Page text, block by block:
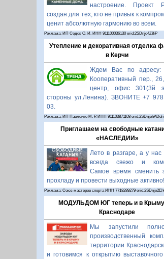
настроение. Проект
создан для тех, кто не привык к
ценит абсолютную гармонию во всем.
Реклама: ИП Седов О. И. ИНН 911100036130 erid:2SDnjd4Z8iP
Утепление и декоративная отделка
в Керчи
Ждем Вас по адресу:
Кооперативный пер.,
центр, офис 301(3й
стороны ул.Ленина). ЗВОНИТЕ +7
03.
Реклама: ИП Павленко М. Р. ИНН 911103871108
Приглашаем на свободные
«НАСЛЕДИИ»
Лето в разгаре, а у нас
всегда свежо и
Самое время сменить
прохладу и провести выходные активно!
Реклама: Союз мастеров спорта ИНН 7718289279
МОДУЛЬДОМ ЮГ теперь и в
Краснодаре
Мы запустили
производственный
территории
и готовимся к открытию